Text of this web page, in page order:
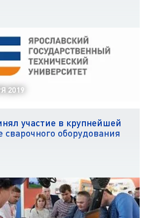
2019
участие в крупнейшей
сварочного оборудования